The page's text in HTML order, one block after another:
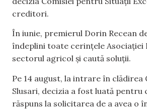
creditori.
În iunie, premierul Dorin Recean
îndeplini toate cerințele
sectorul agricol și caută soluții.
Pe 14 august, la intrare în
Slusari, decizia a fost luată
răspuns la solicitarea de a avea o